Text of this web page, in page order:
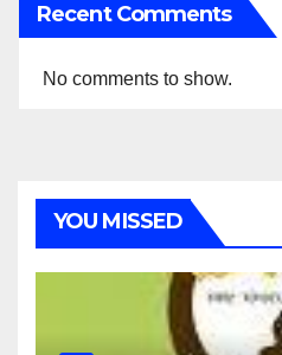
Recent Comments
No comments to show.
YOU MISSED